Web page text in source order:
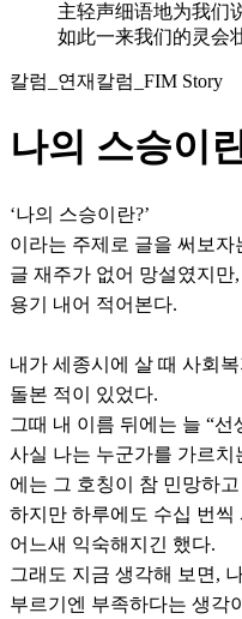
主轻声细语地为我们
如此一来我们的灵会
칼럼_연재칼럼_FIM Story
나의 스승이
‘나의 스승이란?’
이라는 주제로 글을 써보자
글 재주가 없어 망설였지만
용기 내어 적어본다.
내가 세종시에 살 때 사회
돌본 적이 있었다.
그때 내 이름 뒤에는 늘 “
사실 나는 누군가를 가르
에는 그 호칭이 참 민망하
하지만 하루에도 수십 번씩
어느새 익숙해지긴 했다.
그래도 지금 생각해 보면,
부르기엔 부족하다는 생각